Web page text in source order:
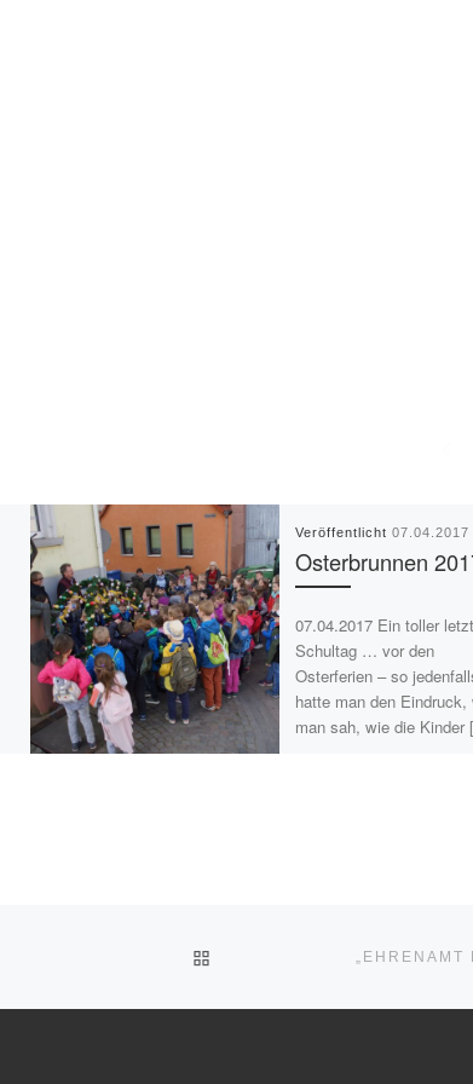
Veröffentlicht 07.04.2017
Osterbrunnen
07.04.2017 Ein toller
Schultag … vor den
Osterferien – so
hatte man den Eindruck,
man sah, wie die
ZURÜCK ZUR